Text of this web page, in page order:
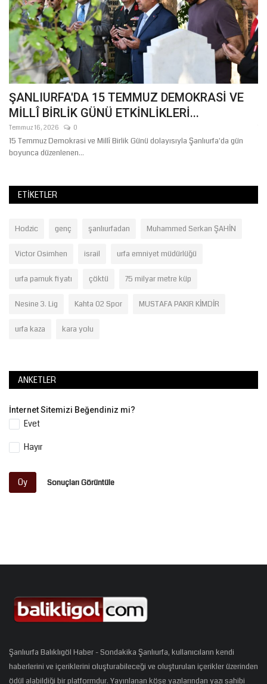
ŞANLIURFA'DA 15 TEMMUZ DEMOKRASİ VE
MİLLÎ BİRLİK GÜNÜ ETKİNLİKLERİ...
Temmuz 16, 2026 0
15 Temmuz Demokrasi ve Millî Birlik Günü dolayısıyla Şanlıurfa'da gün
boyunca düzenlenen...
ETIKETLER
Hodzic genç şanlıurfadan Muhammed Serkan ŞAHİN
Victor Osimhen israil urfa emniyet müdürlüğü
urfa pamuk fiyatı çöktü 75 milyar metre küp
Nesine 3. Lig Kahta 02 Spor MUSTAFA PAKIR KİMDİR
urfa kaza kara yolu
ANKETLER
İnternet Sitemizi Beğendiniz mi?
Evet
Hayır
Oy Sonuçları Görüntüle
Şanlıurfa Balıklıgöl Haber - Sondakika Şanlıurfa, kullanıcıların kendi
haberlerini ve içeriklerini oluşturabileceği ve oluşturulan içerikler üzerinden
ödül alabildiği bir platformdur. Yayınlanan köşe yazılarından yazı sahibi